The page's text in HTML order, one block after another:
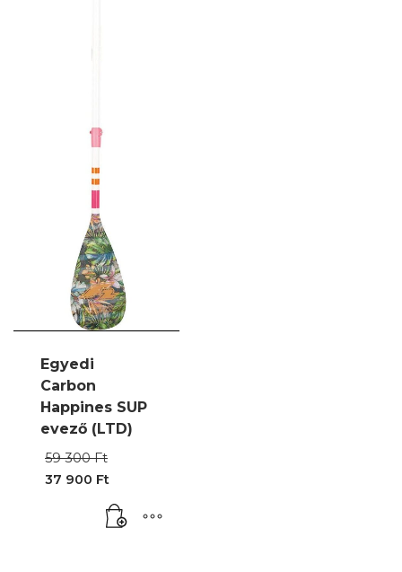
Egyedi
Carbon
Happines SUP
evező (LTD)
59 300Ft
300 Ft.
37 900 Ft